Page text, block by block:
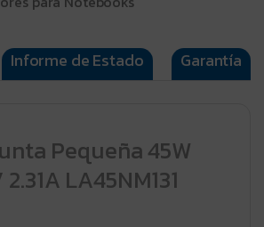
Informe de Estado Garantía
Pequeña 45W
2.31A LA45NM131